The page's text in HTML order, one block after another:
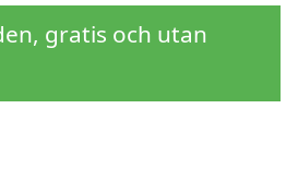
gratis och utan